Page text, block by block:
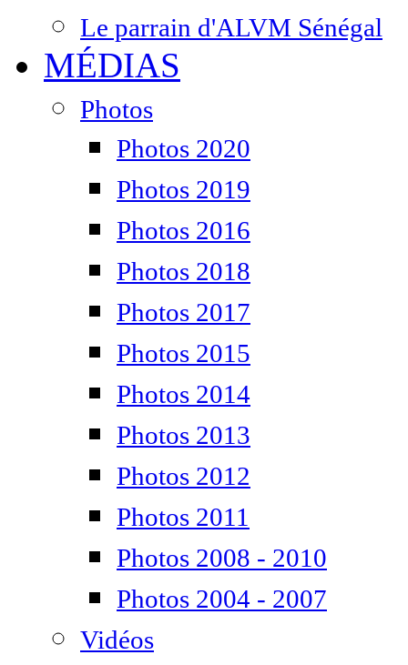
Le parrain d'ALVM Sénégal
MÉDIAS
Photos
Photos 2020
Photos 2019
Photos 2016
Photos 2018
Photos 2017
Photos 2015
Photos 2014
Photos 2013
Photos 2012
Photos 2011
Photos 2008 - 2010
Photos 2004 - 2007
Vidéos